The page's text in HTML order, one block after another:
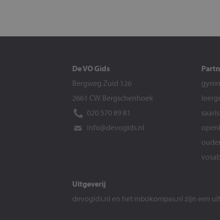
De VO Gids
Bergweg Zuid 126
2661 CW Bergschenhoek
020 570 89 81
info@devogids.nl
Uitgeverij
devogids.nl en het mbokompas.nl zijn een